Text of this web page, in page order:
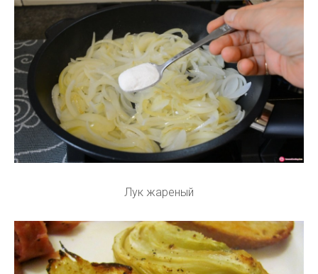
Лук жареный